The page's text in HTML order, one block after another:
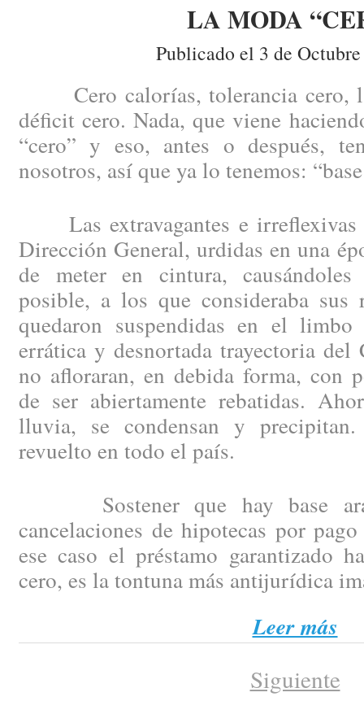
LA MODA
Publicado el 3 de
Cero calorías, tolerancia cero,
déficit cero. Nada, que viene
“cero” y eso, antes o después,
nosotros, así que ya lo tenemos:
Las extravagantes e irreflexivas
Dirección General, urdidas en una
de meter en cintura,
posible, a los que consideraba sus
quedaron suspendidas en el
errática y desnortada trayectoria
no afloraran, en debida forma, con
de ser abiertamente rebatidas.
lluvia, se condensan y
revuelto en todo el país.
Sostener que hay base
cancelaciones de hipotecas por
ese caso el préstamo garantizado
cero, es la tontuna más antijurídica
Leer más
Siguiente